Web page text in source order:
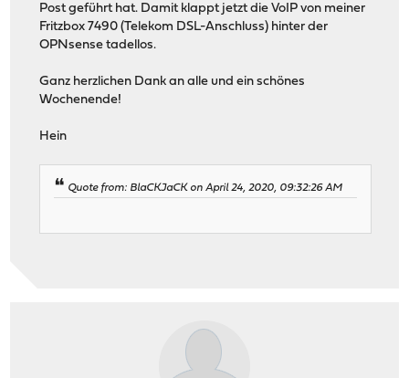
Post geführt hat. Damit klappt jetzt die VoIP von meiner
Fritzbox 7490 (Telekom DSL-Anschluss) hinter der
OPNsense tadellos.
Ganz herzlichen Dank an alle und ein schönes
Wochenende!
Hein
Quote from: BlaCKJaCK on April 24, 2020, 09:32:26 AM